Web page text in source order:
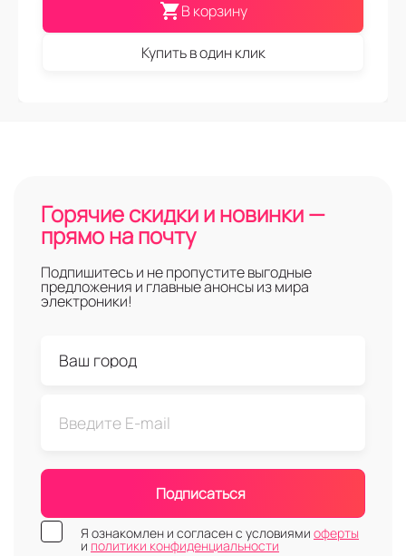
В корзину
Купить в один клик
Горячие скидки и новинки —
прямо на почту
Подпишитесь и не пропустите выгодные
предложения и главные анонсы из мира
электроники!
Подписаться
Я ознакомлен и согласен с условиями оферты
и политики конфиденциальности